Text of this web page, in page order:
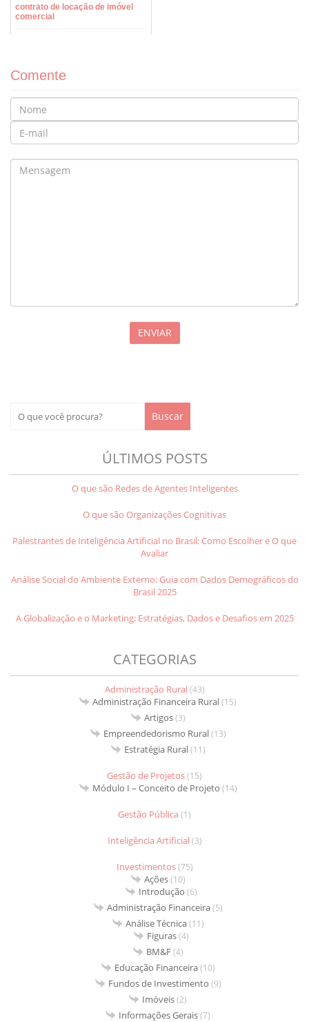
contrato de locação de imóvel
comercial
Comente
ÚLTIMOS POSTS
O que são Redes de Agentes Inteligentes
O que são Organizações Cognitivas
Palestrantes de Inteligência Artificial no Brasil: Como Escolher e O que
Avaliar
Análise Social do Ambiente Externo: Guia com Dados Demográficos do
Brasil 2025
A Globalização e o Marketing: Estratégias, Dados e Desafios em 2025
CATEGORIAS
Administração Rural (43)
Administração Financeira Rural(15)
Artigos(3)
Empreendedorismo Rural(13)
Estratégia Rural(11)
Gestão de Projetos(15)
Módulo I – Conceito de Projeto (14)
Gestão Pública (1)
Inteligência Artificial (3)
Investimentos(75)
Ações(10)
Introdução (6)
Administração Financeira(5)
Análise Técnica(11)
Figuras(4)
BM&F(4)
Educação Financeira(10)
Fundos de Investimento (9)
Imóveis(2)
Informações Gerais(7)